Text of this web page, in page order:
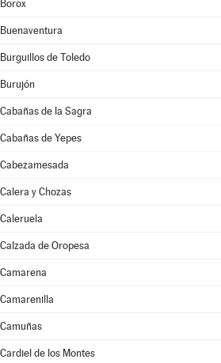
Borox
Buenaventura
Burguillos de Toledo
Burujón
Cabañas de la Sagra
Cabañas de Yepes
Cabezamesada
Calera y Chozas
Caleruela
Calzada de Oropesa
Camarena
Camarenilla
Camuñas
Cardiel de los Montes